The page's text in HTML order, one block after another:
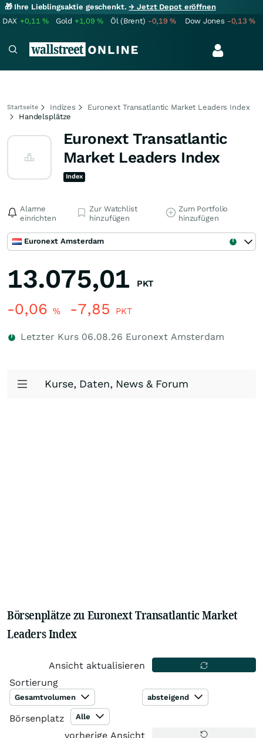
🎁 Ihre Lieblingsaktie geschenkt.→ Jetzt Depot eröffnen
DAX +0,11% Gold +1,09% Öl (Brent) -0,19% Dow Jones -0,13%
Startseite Indizes
Euronext Transatlantic Market Leaders Index
Handelsplätze
Euronext Transatlantic
Market Leaders Index
Index
Alarme
einrichten
Zur Watchlist
hinzufügen
Zum Portfolio
hinzufügen
Euronext Amsterdam
13.075,01 PKT
-0,06 % -7,85 PKT
Letzter Kurs 06.08.26 Euronext Amsterdam
Kurse, Daten, News & Forum
Börsenplätze zu Euronext Transatlantic Market
Leaders Index
Ansicht aktualisieren
Sortierung
Gesamtvolumen absteigend
Börsenplatz Alle
vorherige Ansicht